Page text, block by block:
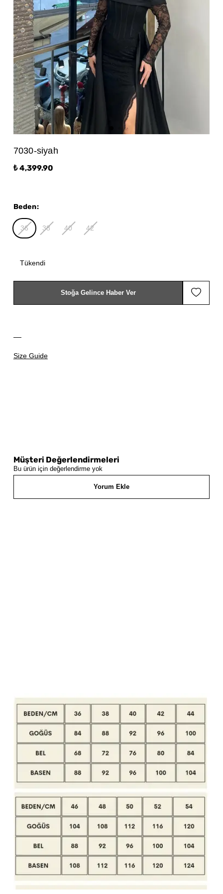
7030-siyah
₺ 4,399.90
Size Guide
Beden:
36 38 40 42
Tükendi
Stoğa Gelince Haber Ver
Müşteri Değerlendirmeleri
Bu ürün için değerlendirme yok
Yorum Ekle